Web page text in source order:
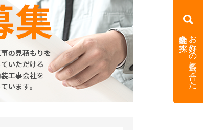
お好みの条件に合った
内装会社を探す